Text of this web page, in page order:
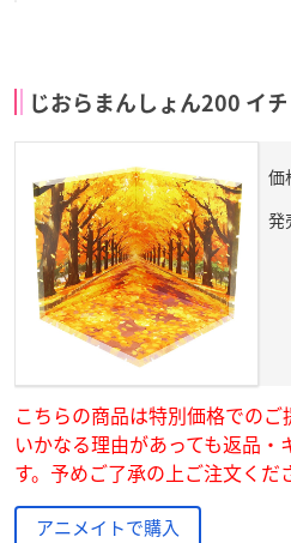
じおらまんしょん200 イ
価
発
こちらの商品は特別価格でのご
いかなる理由があっても返品
す。予めご了承の上ご注文くだ
アニメイトで購入